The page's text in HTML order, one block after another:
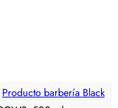
Producto barbería Black